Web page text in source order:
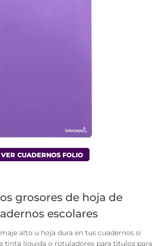
VER CUADERNOS FOLIO
grosores de hoja de
escolares
alto u hoja dura en tus cuadernos si
tinta líquida o rotuladores para títulos para